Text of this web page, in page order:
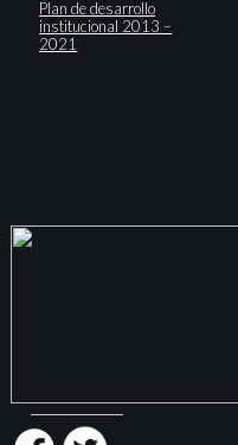
Plan de desarrollo
institucional 2013 –
2021